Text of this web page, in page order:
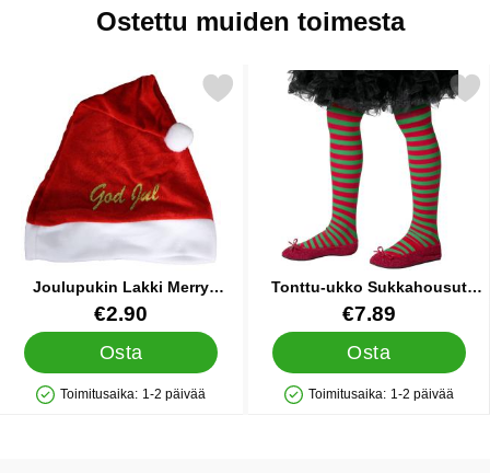
Ostettu muiden toimesta
Joulupukin Lakki Merry
Christmas
Tuote.nro 16328
€2.90
Osta
Saatavuus: Varastossa
Toimitusaika: 1-2 päivää
Merkitse joulupukin Lakki Merry Christmas suosikiksi
Tonttu-ukko Sukkahousut
Lasten
Tuote.nro 13824
€7.89
Osta
Saatavuus: Varastossa
Toimitusaika: 1-2 päivää
Merkitse tonttu-ukko